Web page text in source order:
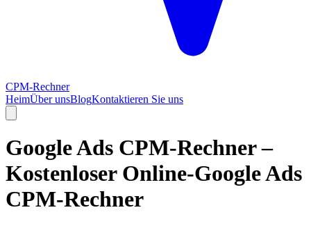
CPM-Rechner
HeimÜber unsBlogKontaktieren Sie uns
Google Ads CPM-Rechner –
Kostenloser Online-Google Ads
CPM-Rechner